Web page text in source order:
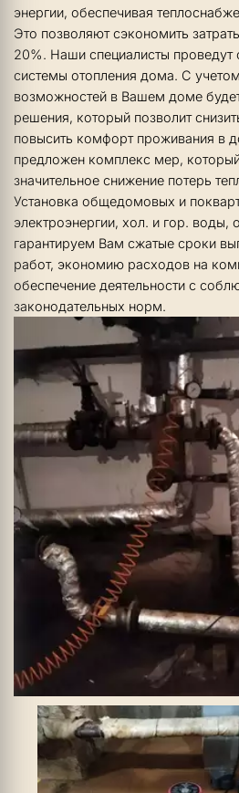
энергии, обеспечивая
Это позволяют сэкономить
20%. Наши специалисты
системы отопления дома. С
возможностей в Вашем доме
решения, который позволит
повысить комфорт проживания в
предложен комплекс мер,
значительное снижение потерь
Установка общедомовых и
электроэнергии, хол. и гор. воды,
гарантируем Вам сжатые сроки
работ, экономию расходов на
обеспечение деятельности с
законодательных норм.